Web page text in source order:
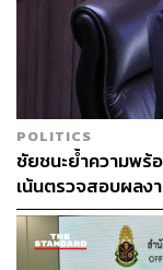
POLITICS
ชัยชนะย้ำความพร้
เน้นตรวจสอบผลง